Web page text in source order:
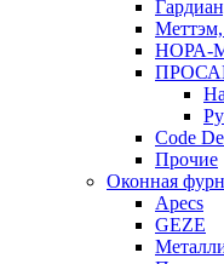
Меттэм,
НОРА-
Code
Прочие
Оконная
Apecs
GEZE